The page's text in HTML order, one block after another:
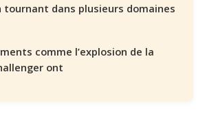
tournant dans plusieurs domaines
comme l’explosion de la
ont